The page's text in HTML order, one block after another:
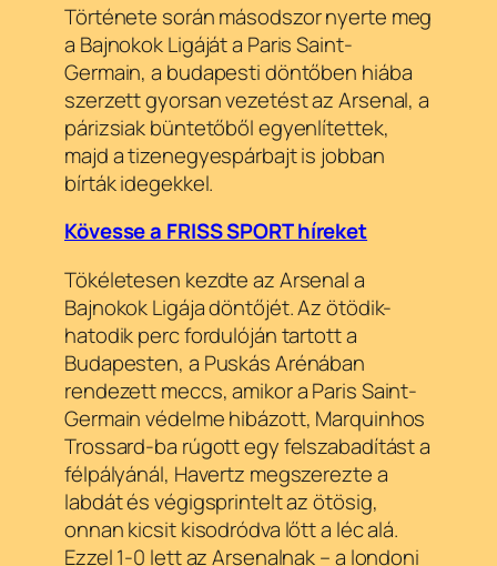
Története során másodszor nyerte meg
a Bajnokok Ligáját a Paris Saint-
Germain, a budapesti döntőben hiába
szerzett gyorsan vezetést az Arsenal, a
párizsiak büntetőből egyenlítettek,
majd a tizenegyespárbajt is jobban
bírták idegekkel.
Kövesse a FRISS SPORT híreket
Tökéletesen kezdte az Arsenal a
Bajnokok Ligája döntőjét. Az ötödik-
hatodik perc fordulóján tartott a
Budapesten, a Puskás Arénában
rendezett meccs, amikor a Paris Saint-
Germain védelme hibázott, Marquinhos
Trossard-ba rúgott egy felszabadítást a
félpályánál, Havertz megszerezte a
labdát és végigsprintelt az ötösig,
onnan kicsit kisodródva lőtt a léc alá.
Ezzel 1-0 lett az Arsenalnak – a londoni